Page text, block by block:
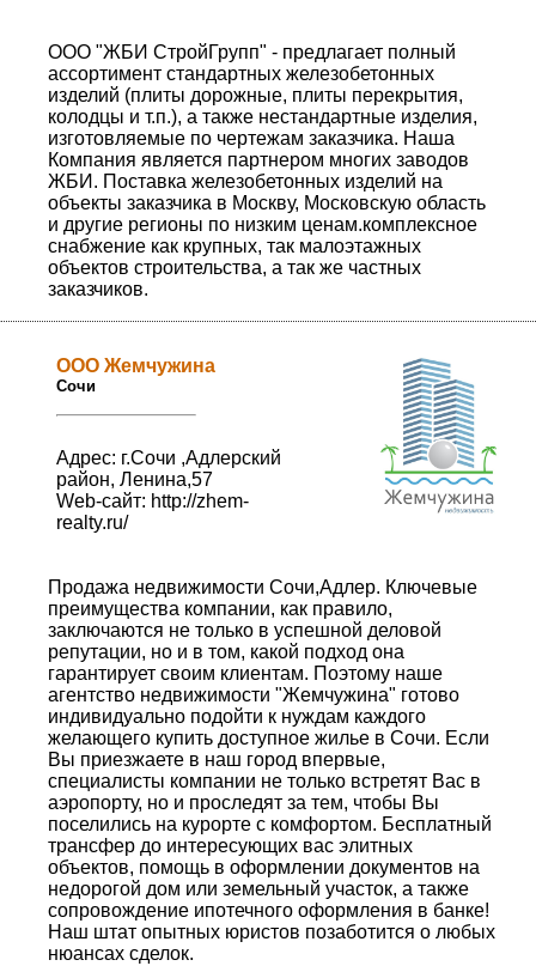
ООО "ЖБИ СтройГрупп" - предлагает полный
ассортимент стандартных железобетонных
изделий (плиты дорожные, плиты перекрытия,
колодцы и т.п.), а также нестандартные изделия,
изготовляемые по чертежам заказчика. Наша
Компания является партнером многих заводов
ЖБИ. Поставка железобетонных изделий на
объекты заказчика в Москву, Московскую область
и другие регионы по низким ценам.комплексное
снабжение как крупных, так малоэтажных
объектов строительства, а так же частных
заказчиков.
ООО Жемчужина
Сочи
Адрес: г.Сочи ,Адлерский
район, Ленина,57
Web-сайт: http://zhem-
realty.ru/
Продажа недвижимости Сочи,Адлер. Ключевые
преимущества компании, как правило,
заключаются не только в успешной деловой
репутации, но и в том, какой подход она
гарантирует своим клиентам. Поэтому наше
агентство недвижимости "Жемчужина" готово
индивидуально подойти к нуждам каждого
желающего купить доступное жилье в Сочи. Если
Вы приезжаете в наш город впервые,
специалисты компании не только встретят Вас в
аэропорту, но и проследят за тем, чтобы Вы
поселились на курорте с комфортом. Бесплатный
трансфер до интересующих вас элитных
объектов, помощь в оформлении документов на
недорогой дом или земельный участок, а также
сопровождение ипотечного оформления в банке!
Наш штат опытных юристов позаботится о любых
нюансах сделок.